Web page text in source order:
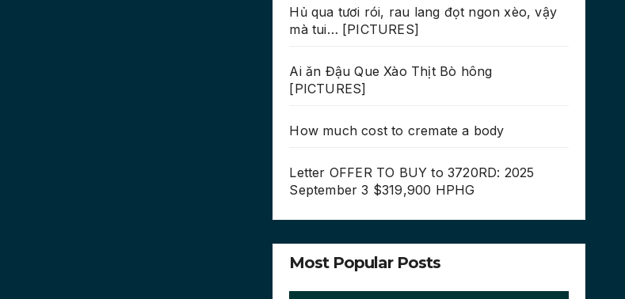
Hủ qua tươi rói, rau lang đọt ngon xèo, vậy
mà tui… [PICTURES]
Ai ăn Đậu Que Xào Thịt Bò hông
[PICTURES]
How much cost to cremate a body
Letter OFFER TO BUY to 3720RD: 2025
September 3 $319,900 HPHG
Most Popular Posts